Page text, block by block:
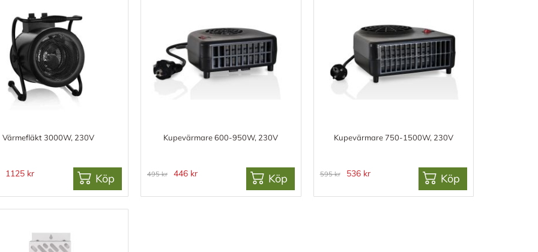
Värmefläkt 3000W, 230V
1125 kr Köp
Kupevärmare 600-950W, 230V
495 kr 446 kr Köp
Kupevärmare 750-1500W, 230V
595 kr 536 kr Köp